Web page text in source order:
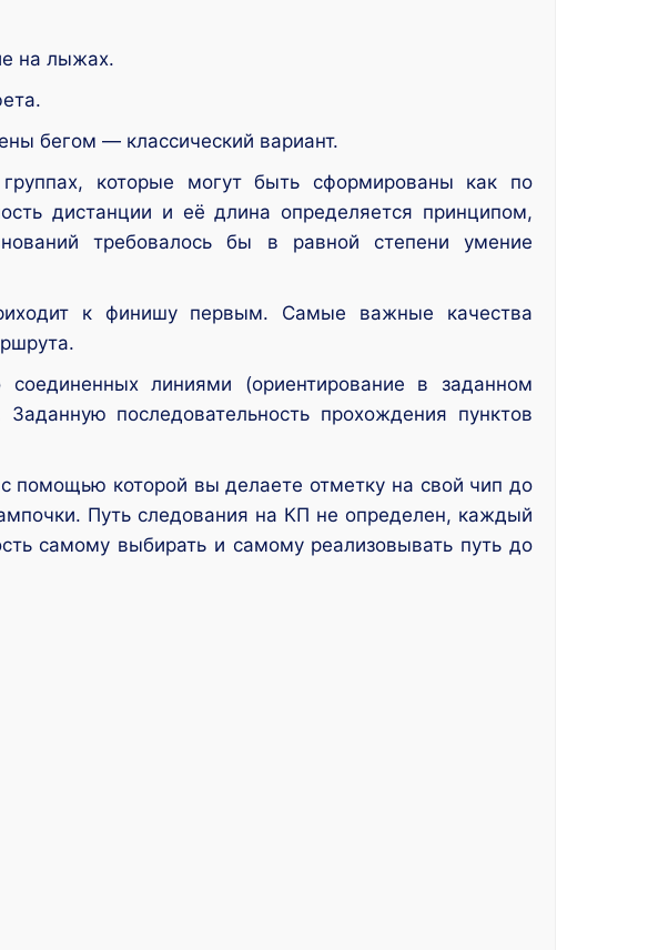
на лыжах.
бегом — классический вариант.
которые могут быть сформированы как по
дистанции и её длина определяется принципом,
требовалось бы в равной степени умение
к финишу первым. Самые важные качества
линиями (ориентирование в заданном
последовательность прохождения пунктов
помощью которой вы делаете отметку на свой чип до
Путь следования на КП не определен, каждый
самому выбирать и самому реализовывать путь до